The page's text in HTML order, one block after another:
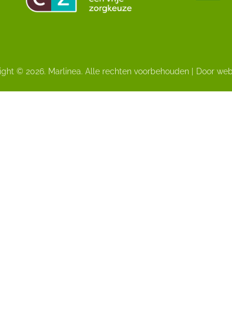
© 2026. Marlinea. Alle rechten voorbehouden | Door